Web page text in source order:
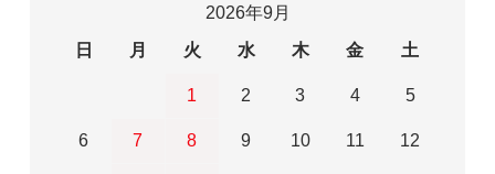
2026年9月
日
月 火 水 木 金 土
1 2 3 4 5
6 7 8 9 10 11 12